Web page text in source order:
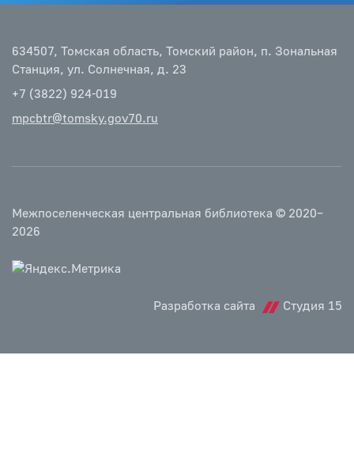
634507, Томская область, Томский район, п. Зональная
Станция, ул. Солнечная, д. 23
+7 (3822) 924-019
mpcbtr@tomsky.gov70.ru
Межпоселенческая центральная библиотека © 2020–
2026
Разработка сайта Студия 15